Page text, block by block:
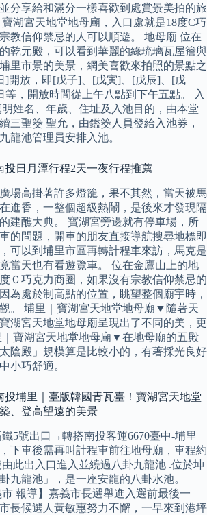
分享給和滿分一樣喜歡到處賞景美拍的旅
湖宮天地堂地母廟，入口處就是18度C巧
教信仰禁忌的人可以順遊。 地母廟 位在
乾元殿，可以看到華麗的綠琉璃瓦屋簷與
里市景的美景，網美喜歡來拍照的景點之
]開放，即[戊子]、[戊寅]、[戊辰]、[戊
，開放時間從上午八點到下午五點。 入
姓名、年歲、住址及入池目的，由本堂
三聖筊 聖允，由鑑筊人員發給入池券，
龍池管理員安排入池。
投日月潭行程2天一夜行程推薦
場高掛著許多燈籠，果不其然，當天被馬
進香，一整個超級熱鬧，是後來才發現隔
建醮大典。 寶湖宮旁邊就有停車場，所
的問題，開車的朋友直接導航搜尋地標即
可以到埔里市區再轉計程車來訪，馬克是
當天也有看遊覽車。 位在金鷹山上的地
Ｃ巧克力商圈，如果沒有宗教信仰禁忌的
為處於制高點的位置，眺望整個廟宇時，
。 埔里｜寶湖宮天地堂地母廟▼隨著天
湖宮天地堂地母廟呈現出了不同的美，更
｜寶湖宮天地堂地母廟▼在地母廟的五殿
陰殿」規模算是比較小的，有著採光良好
小巧舒適。
投埔里｜臺版韓國青瓦臺！寶湖宮天地堂
、登高望遠的美景
5號出口→轉搭南投客運6670臺中-埔里
下車後需再叫計程車前往地母廟，車程約
此出入口進入並繞過八卦九龍池 .位於坤
九龍池」，是一座安龍的八卦水池。
市 報導】嘉義市長選舉進入選前最後一
長候選人黃敏惠努力不懈，一早來到港坪